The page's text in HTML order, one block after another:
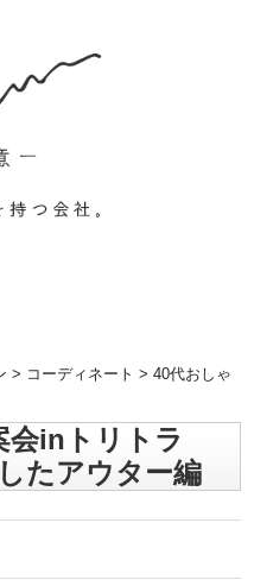
> コーディネート >40代おしゃ
会inトリトラ
たアウター編